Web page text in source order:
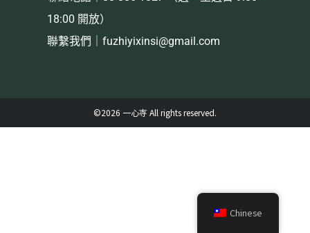
18:00 開放）
聯繫我們｜fuzhiyixinsi@gmail.com
©2026 一心寺 All rights reserved.
Chinese